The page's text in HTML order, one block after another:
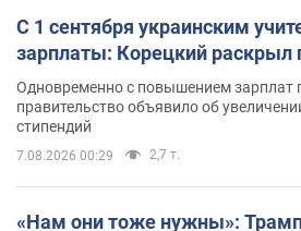
С 1 сентября украинским
зарплаты: Корецкий раскрыл
Одновременно с повышением зарплат
правительство объявило об
стипендий
7.08.2026 00:29 2,7 т.
«Нам они тоже нужны»: Трамп